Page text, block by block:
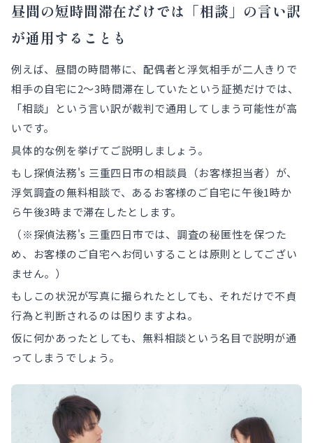
昼間の短時間滞在だけでは「相談」の言い訳
が通用することも
例えば、昼間の時間帯に、配偶者と浮気相手が二人きりで
相手の自宅に2～3時間滞在していたという証拠だけでは、
「相談」という言い訳が裁判で通用してしまう可能性が高
いです。
具体的な例を挙げてご説明しましょう。
もし探偵法務's 三重四日市の相談員（お客様担当者）が、
浮気調査の無料相談で、あるお客様のご自宅に午後1時か
ら午後3時まで滞在したとします。
（※探偵法務's 三重四日市では、調査の秘匿性を保つた
め、お客様のご自宅へお伺いすることは原則としてござい
ません。）
もしこの状況が写真に撮られたとしても、それだけで不貞
行為と判断されるのは困りますよね。
仮に何かあったとしても、無料相談という名目で説明が通
ってしまうでしょう。